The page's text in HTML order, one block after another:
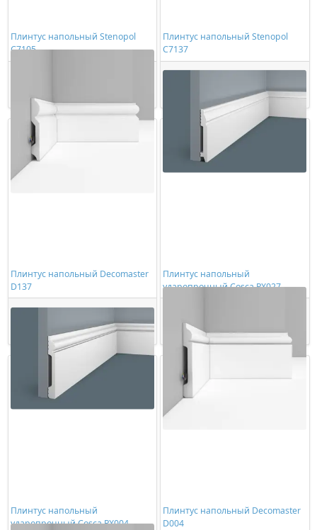
Плинтус напольный Stenopol
C7105
Плинтус напольный Stenopol
C7137
659,00 ₽/шт
Купить
Плинтус напольный Decomaster
D137
862,00 ₽/шт
Купить
Плинтус напольный
ударопрочный Cosca PX027
Купить
Плинтус напольный
ударопрочный Cosca PX004
Плинтус напольный Decomaster
D004